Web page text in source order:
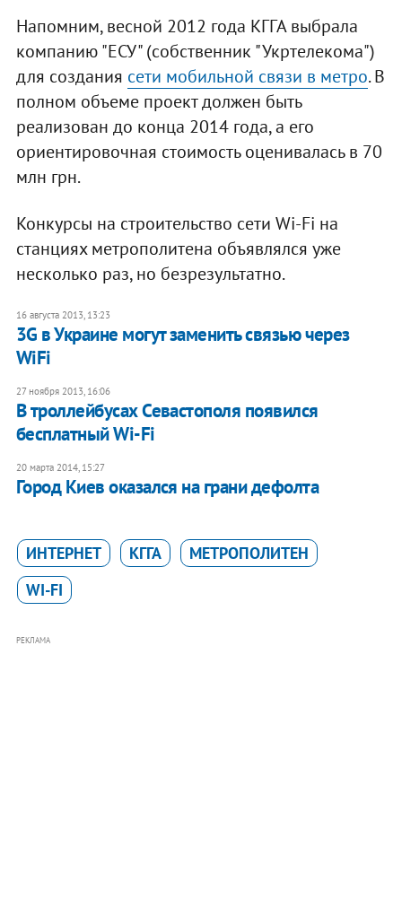
Напомним, весной 2012 года КГГА выбрала
компанию "ЕСУ" (собственник "Укртелекома")
для создания сети мобильной связи в метро. В
полном объеме проект должен быть
реализован до конца 2014 года, а его
ориентировочная стоимость оценивалась в 70
млн грн.
Конкурсы на строительство сети Wi-Fi на
станциях метрополитена объявлялся уже
несколько раз, но безрезультатно.
16 августа 2013, 13:23
3G в Украине могут заменить связью через
WiFi
27 ноября 2013, 16:06
В троллейбусах Севастополя появился
бесплатный Wi-Fi
20 марта 2014, 15:27
Город Киев оказался на грани дефолта
ИНТЕРНЕТ КГГА
МЕТРОПОЛИТЕН
WI-FI
РЕКЛАМА